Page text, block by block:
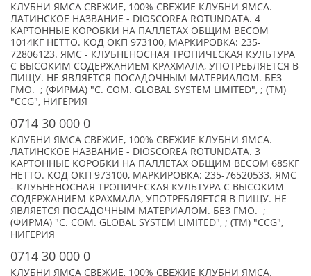
КЛУБНИ ЯМСА СВЕЖИЕ, 100% СВЕЖИЕ КЛУБНИ ЯМСА.
ЛАТИНСКОЕ НАЗВАНИЕ - DIOSCOREA ROTUNDATA. 4
КАРТОННЫЕ КОРОБКИ НА ПАЛЛЕТАХ ОБЩИМ ВЕСОМ
1014КГ НЕТТО. КОД ОКП 973100, МАРКИРОВКА: 235-
72806123. ЯМС - КЛУБНЕНОСНАЯ ТРОПИЧЕСКАЯ КУЛЬТУРА
С ВЫСОКИМ СОДЕРЖАНИЕМ КРАХМАЛА, УПОТРЕБЛЯЕТСЯ В
ПИЩУ. НЕ ЯВЛЯЕТСЯ ПОСАДОЧНЫМ МАТЕРИАЛОМ. БЕЗ
ГМО. ; (ФИРМА) "C. COM. GLOBAL SYSTEM LIMITED", ; (TM)
"CCG", НИГЕРИЯ
0714 30 000 0
КЛУБНИ ЯМСА СВЕЖИЕ, 100% СВЕЖИЕ КЛУБНИ ЯМСА.
ЛАТИНСКОЕ НАЗВАНИЕ - DIOSCOREA ROTUNDATA. 3
КАРТОННЫЕ КОРОБКИ НА ПАЛЛЕТАХ ОБЩИМ ВЕСОМ 685КГ
НЕТТО. КОД ОКП 973100, МАРКИРОВКА: 235-76520533. ЯМС
- КЛУБНЕНОСНАЯ ТРОПИЧЕСКАЯ КУЛЬТУРА С ВЫСОКИМ
СОДЕРЖАНИЕМ КРАХМАЛА, УПОТРЕБЛЯЕТСЯ В ПИЩУ. НЕ
ЯВЛЯЕТСЯ ПОСАДОЧНЫМ МАТЕРИАЛОМ. БЕЗ ГМО. ;
(ФИРМА) "C. COM. GLOBAL SYSTEM LIMITED", ; (TM) "CCG",
НИГЕРИЯ
0714 30 000 0
КЛУБНИ ЯМСА СВЕЖИЕ, 100% СВЕЖИЕ КЛУБНИ ЯМСА.